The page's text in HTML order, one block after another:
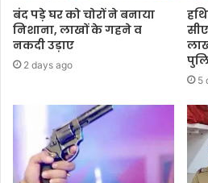
बंद पड़े घर को चोरों ने बनाया
निशाना, लाखों के गहने व
नकदी उड़ाए
2 days ago
5